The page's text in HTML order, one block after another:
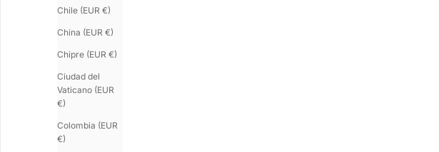
Chile (EUR €)
China (EUR €)
Chipre (EUR €)
Ciudad del
Vaticano (EUR
€)
Colombia (EUR
€)